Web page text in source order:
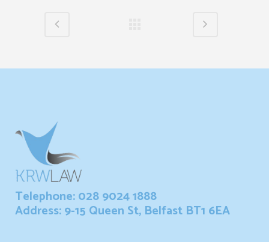
Telephone: 028 9024 1888
Address: 9-15 Queen St, Belfast BT1 6EA